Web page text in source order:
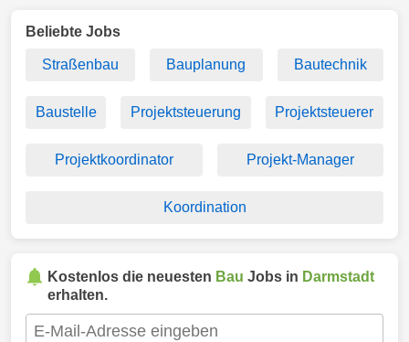
Beliebte Jobs
Straßenbau Bauplanung Bautechnik
Baustelle Projektsteuerung Projektsteuerer
Projektkoordinator Projekt-Manager
Koordination
Kostenlos die neuesten Bau Jobs in Darmstadt
erhalten.